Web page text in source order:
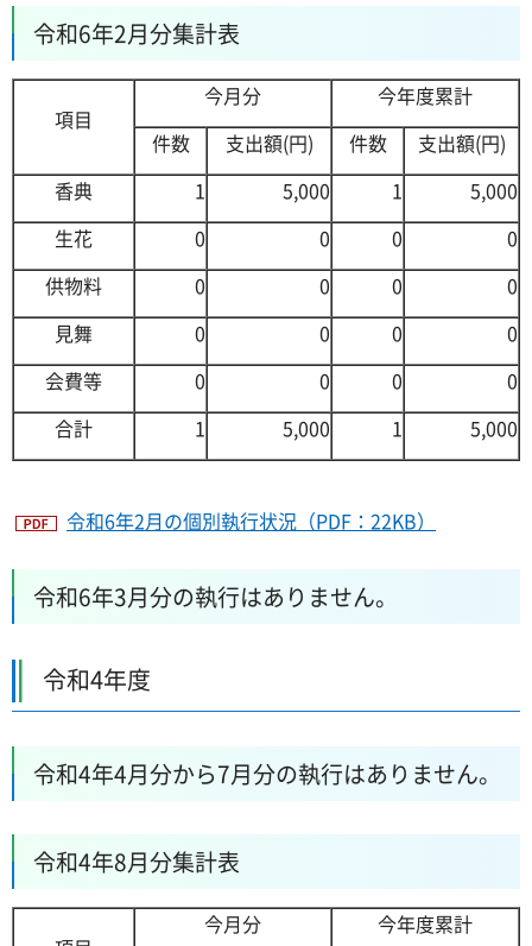
令和6年2月分集計表
項目
今月分
今年度累計
件数
支出額(円) 件数
支出額(円)
香典
1 5,000 1
5,000
生花
0 0 0
0
供物料
0 0 0
0
見舞
0 0 0
0
会費等
0 0 0
0
合計
1 5,000 1 5,000
令和6年2月の個別執行状況（PDF：22KB）
令和6年3月分の執行はありません。
令和4年度
令和4年4月分から7月分の執行はありません。
令和4年8月分集計表
今月分 今年度累計